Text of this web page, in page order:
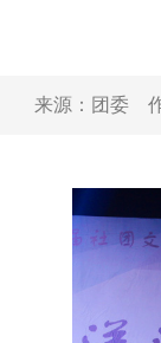
来源： 团委